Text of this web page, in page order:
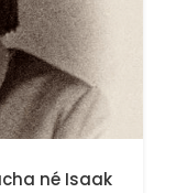
né Isaak